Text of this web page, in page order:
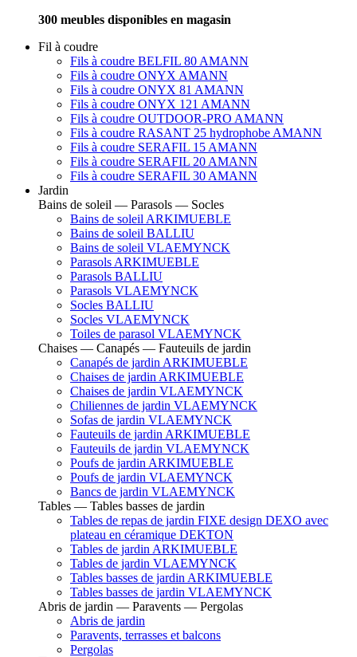
300 meubles disponibles en magasin
Fil à coudre
Fils à coudre BELFIL 80 AMANN
Fils à coudre ONYX AMANN
Fils à coudre ONYX 81 AMANN
Fils à coudre ONYX 121 AMANN
Fils à coudre OUTDOOR-PRO AMANN
Fils à coudre RASANT 25 hydrophobe AMANN
Fils à coudre SERAFIL 15 AMANN
Fils à coudre SERAFIL 20 AMANN
Fils à coudre SERAFIL 30 AMANN
Jardin
Bains de soleil — Parasols — Socles
Bains de soleil ARKIMUEBLE
Bains de soleil BALLIU
Bains de soleil VLAEMYNCK
Parasols ARKIMUEBLE
Parasols BALLIU
Parasols VLAEMYNCK
Socles BALLIU
Socles VLAEMYNCK
Toiles de parasol VLAEMYNCK
Chaises — Canapés — Fauteuils de jardin
Canapés de jardin ARKIMUEBLE
Chaises de jardin ARKIMUEBLE
Chaises de jardin VLAEMYNCK
Chiliennes de jardin VLAEMYNCK
Sofas de jardin VLAEMYNCK
Fauteuils de jardin ARKIMUEBLE
Fauteuils de jardin VLAEMYNCK
Poufs de jardin ARKIMUEBLE
Poufs de jardin VLAEMYNCK
Bancs de jardin VLAEMYNCK
Tables — Tables basses de jardin
Tables de repas de jardin FIXE design DEXO avec
plateau en céramique DEKTON
Tables de jardin ARKIMUEBLE
Tables de jardin VLAEMYNCK
Tables basses de jardin ARKIMUEBLE
Tables basses de jardin VLAEMYNCK
Abris de jardin — Paravents — Pergolas
Abris de jardin
Paravents, terrasses et balcons
Pergolas